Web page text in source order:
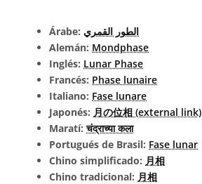
Árabe: الطور القمري
Alemán: Mondphase
Inglés: Lunar Phase
Francés: Phase lunaire
Italiano: Fase lunare
Japonés: 月の位相 (external link)
Maratí:चंद्राच्या कला
Portugués de Brasil: Fase lunar
Chino simplificado: 月相
Chino tradicional: 月相